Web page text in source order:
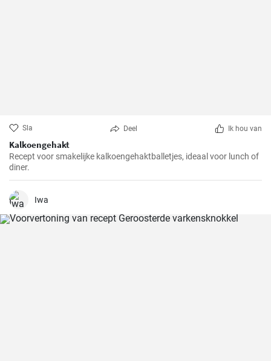
Sla Deel Ik hou van
Kalkoengehakt
Recept voor smakelijke kalkoengehaktballetjes, ideaal voor lunch of
diner.
Iwa